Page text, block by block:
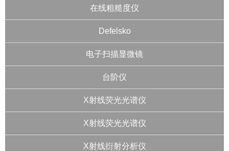
在线粗糙度仪
Defelsko
电子扫描显微镜
台阶仪
X射线荧光光谱仪
X射线荧光光谱仪
X射线衍射分析仪